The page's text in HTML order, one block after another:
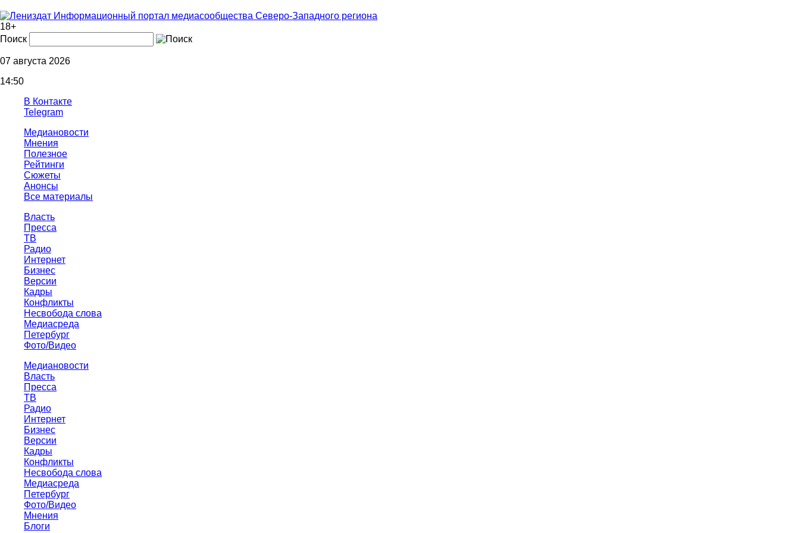
Информационный портал медиасообщества Северо-Западного региона
18+
Поиск
07 августа 2026
14:50
В Контакте
Telegram
Медиановости
Мнения
Полезное
Рейтинги
Сюжеты
Анонсы
Все материалы
Власть
Пресса
ТВ
Радио
Интернет
Бизнес
Версии
Кадры
Конфликты
Несвобода слова
Медиасреда
Петербург
Фото/Видео
Медиановости
Власть
Пресса
ТВ
Радио
Интернет
Бизнес
Версии
Кадры
Конфликты
Несвобода слова
Медиасреда
Петербург
Фото/Видео
Мнения
Блоги